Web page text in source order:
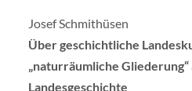
Josef Schmithüsen
Über geschichtliche
„naturräumliche
Landesgeschichte